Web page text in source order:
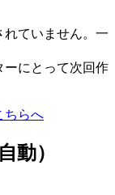
れていません。一
ーにとって次回作
ちらへ
動）